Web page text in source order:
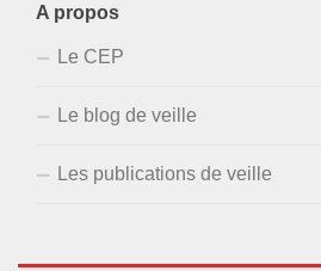
A propos
Le CEP
Le blog de veille
Les publications de veille